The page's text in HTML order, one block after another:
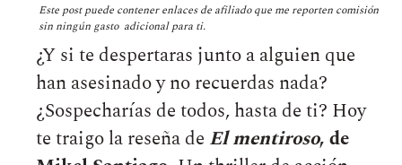
Este post puede contener enlaces de afiliado que me reporten comisión
sin ningún gasto adicional para ti.
¿Y si te despertaras junto a alguien que
han asesinado y no recuerdas nada?
¿Sospecharías de todos, hasta de ti? Hoy
te traigo la reseña de El mentiroso,de